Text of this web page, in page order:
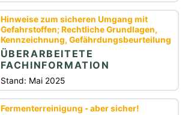
Hinweise zum sicheren Umgang mit
Gefahrstoffen; Rechtliche Grundlagen,
Kennzeichnung, Gefährdungsbeurteilung
ÜBERARBEITETE
FACHINFORMATION
Stand: Mai 2025
Fermenterreinigung - aber sicher!